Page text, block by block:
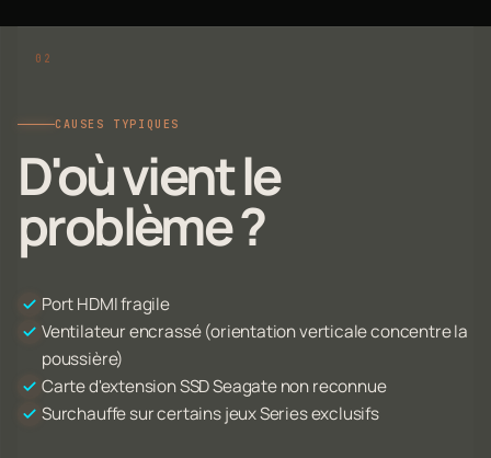
CAUSES TYPIQUES
D'où vient le
problème ?
Port HDMI fragile
Ventilateur encrassé (orientation verticale concentre la
poussière)
Carte d'extension SSD Seagate non reconnue
Surchauffe sur certains jeux Series exclusifs